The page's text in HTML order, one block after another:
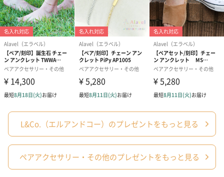
商品詳細情報
素材
レディース：ロジウムコーティング
WDH(幅/奥
行/高さ) ※外
L&Co.（エルアンドコー）のプレゼントをもっと見る
ペアアクセサリー・その他のプレゼントをもっと見る